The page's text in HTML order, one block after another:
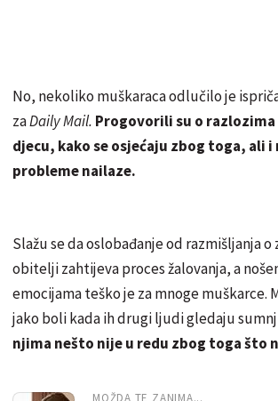
No, nekoliko muškaraca odlučilo je
zaDaily Mail. Progovorili su o
djecu, kako se osjećaju zbog toga, ali i
probleme nailaze.
Slažu se da oslobađanje od razmišljanja o
obitelji zahtijeva proces žalovanja, a
emocijama teško je za mnoge muškarce.
jako boli kada ih drugi ljudi gledaju
njima nešto nije u redu zbog toga što
MOŽDA TE ZANIMA...